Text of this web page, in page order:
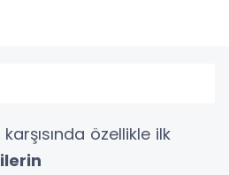
özellikle ilk